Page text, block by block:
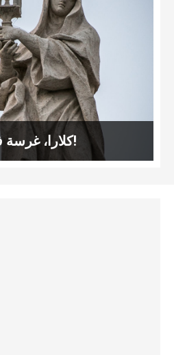
كلارا، غرسة فرنسيس الصغيرة!